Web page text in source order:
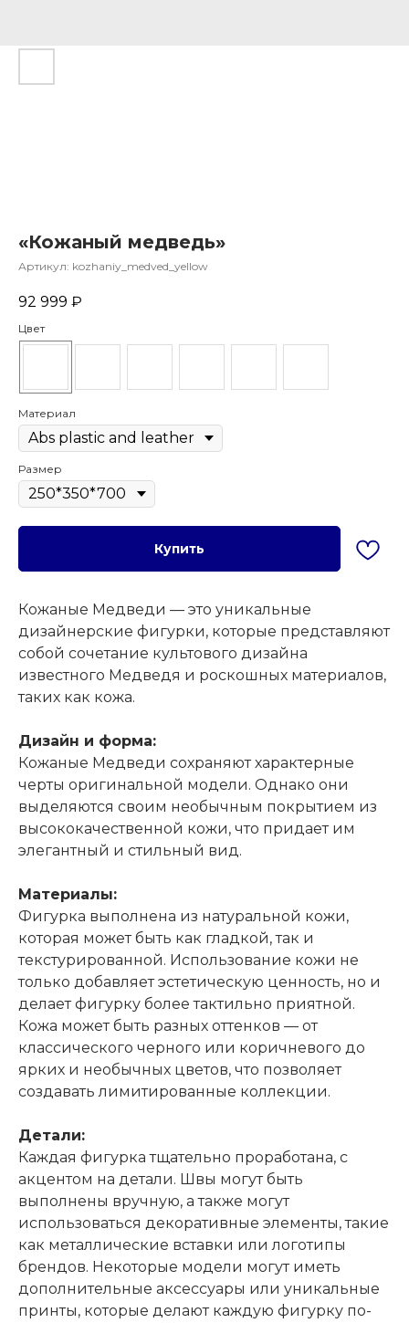
«Кожаный медведь»
Артикул: kozhaniy_medved_yellow
92 999 ₽
Цвет
Материал
Размер
Купить
Кожаные Медведи — это уникальные
дизайнерские фигурки, которые представляют
собой сочетание культового дизайна
известного Медведя и роскошных материалов,
таких как кожа.
Дизайн и форма:
Кожаные Медведи сохраняют характерные
черты оригинальной модели. Однако они
выделяются своим необычным покрытием из
высококачественной кожи, что придает им
элегантный и стильный вид.
Материалы:
Фигурка выполнена из натуральной кожи,
которая может быть как гладкой, так и
текстурированной. Использование кожи не
только добавляет эстетическую ценность, но и
делает фигурку более тактильно приятной.
Кожа может быть разных оттенков — от
классического черного или коричневого до
ярких и необычных цветов, что позволяет
создавать лимитированные коллекции.
Детали:
Каждая фигурка тщательно проработана, с
акцентом на детали. Швы могут быть
выполнены вручную, а также могут
использоваться декоративные элементы, такие
как металлические вставки или логотипы
брендов. Некоторые модели могут иметь
дополнительные аксессуары или уникальные
принты, которые делают каждую фигурку по-